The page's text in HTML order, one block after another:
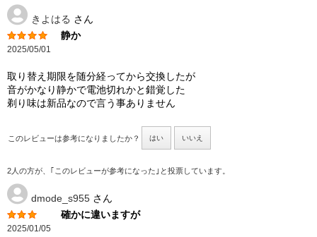
きよはる さん
静か
2025/05/01
取り替え期限を随分経ってから交換したが
音がかなり静かで電池切れかと錯覚した
剃り味は新品なので言う事ありません
このレビューは参考になりましたか？ はい いいえ
2人の方が、｢このレビューが参考になった｣と投票しています。
dmode_s955 さん
確かに違いますが
2025/01/05